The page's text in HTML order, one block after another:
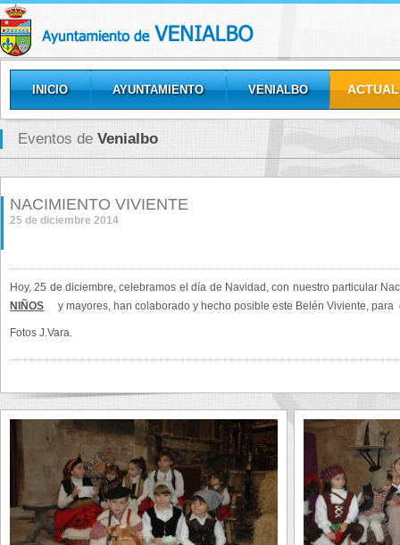
INICIO AYUNTAMIENTO VENIALBO
GALERÍAS
Eventos de Venialbo
NACIMIENTO VIVIENTE
25 de diciembre 2014
Hoy, 25 de diciembre, celebramos el día de Navidad, con nuestro particular
NIÑOS
y mayores, han colaborado y hecho posible este Belén Viviente,
Fotos J.Vara.